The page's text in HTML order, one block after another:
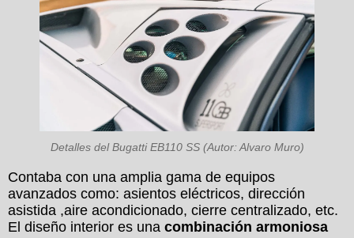
Detalles del Bugatti EB110 SS (Autor: Alvaro Muro)
Contaba con una amplia gama de equipos
avanzados como: asientos eléctricos, dirección
asistida ,aire acondicionado, cierre centralizado, etc.
El diseño interior es una combinación armoniosa